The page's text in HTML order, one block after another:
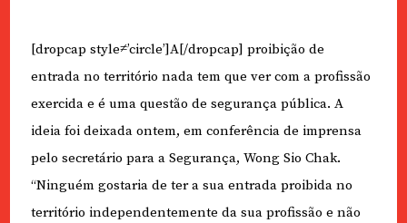
[dropcap style≠’circle’]A[/dropcap] proibição de
entrada no território nada tem que ver com a profissão
exercida e é uma questão de segurança pública. A
ideia foi deixada ontem, em conferência de imprensa
pelo secretário para a Segurança, Wong Sio Chak.
“Ninguém gostaria de ter a sua entrada proibida no
território independentemente da sua profissão e não